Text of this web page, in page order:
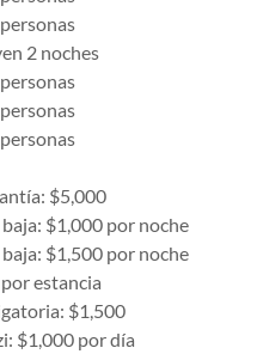
2 noches
$5,000
$1,000 por noche
$1,500 por noche
estancia
$1,500
$1,000 por día